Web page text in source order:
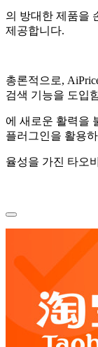
의 방대한 제품을
제공합니다.
총론적으로,
검색 기능을 도입
에 새로운 활력을
플러그인을 활용
율성을 가진 타오